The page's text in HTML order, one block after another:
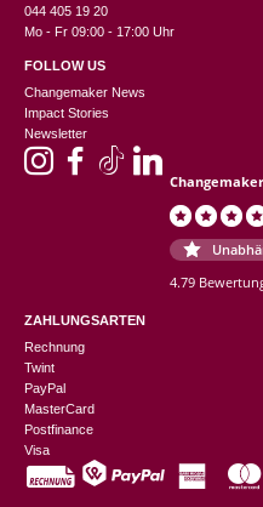
044 405 19 20
Mo - Fr 09:00 - 17:00 Uhr
FOLLOW US
Changemaker News
Impact Stories
Newsletter
Changemaker
4.79
ZAHLUNGSARTEN
Rechnung
Twint
PayPal
MasterCard
Postfinance
Visa